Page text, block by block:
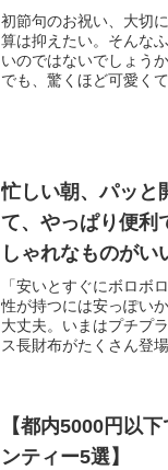
初節句のお祝い、大切
算は抑えたい。そんな
いのではないでしょう
でも、驚くほど可愛く
忙しい朝、パッと
て、やっぱり便利
しゃれなものがい
たい」——そんな
「安いとすぐにボロ
性が持つには安っぽい
大丈夫。いまはプチプ
ス長財布がたくさん登
【都内5000円以
ンティー5選】